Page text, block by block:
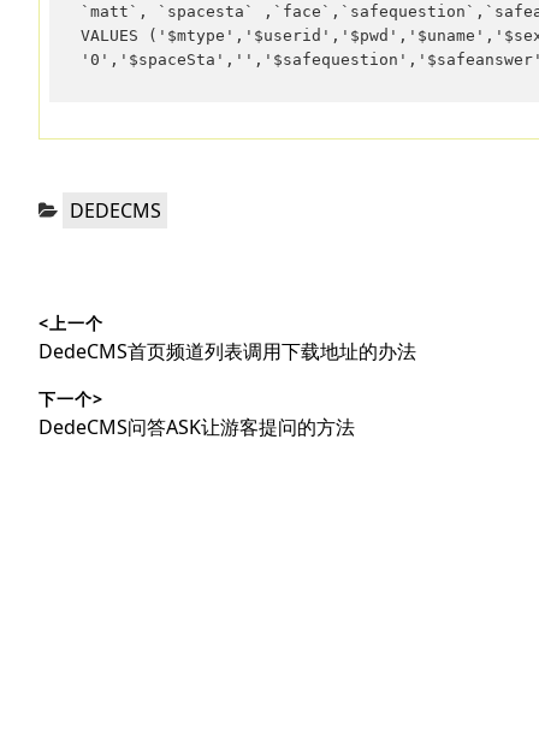
`matt`, `spacesta`
VALUES
分
DEDECMS
章
导
航
<上一个
上
文
章：
DedeCMS首页频道列表调用下载地址的办法
下一个>
下
DedeCMS问答ASK让游客提问的方法